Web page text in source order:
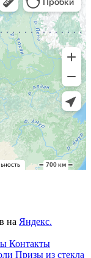
на Яндекс.
Контакты
Призы из стекла